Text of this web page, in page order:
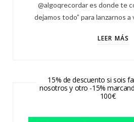
@algoqrecordar es donde te
dejamos todo” para lanzarnos a
LEER MÁS
15% de descuento si sois
nosotros y otro -15%
100€